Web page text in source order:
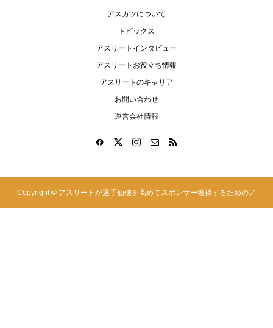
アスカツについて
トピックス
アスリートインタビュー
アスリートお役立ち情報
アスリートのキャリア
お問い合わせ
運営会社情報
Copyright © アスリートが選手価値を高めてスポンサー獲得するためのノ